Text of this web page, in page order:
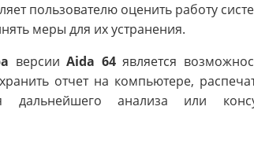
пользователю оценить работу
меры для их устранения.
версииAida 64является
отчет на компьютере,
дальнейшего анализа или